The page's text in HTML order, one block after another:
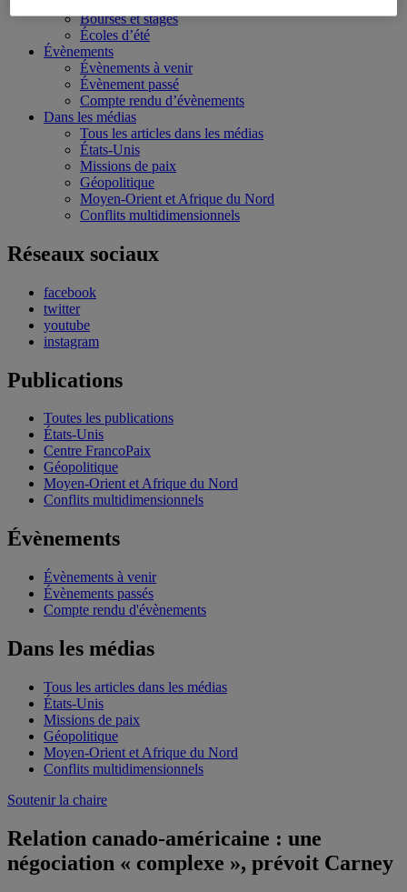
Bourses et stages
Écoles d’été
Évènements
Évènements à venir
Évènement passé
Compte rendu d’évènements
Dans les médias
Tous les articles dans les médias
États-Unis
Missions de paix
Géopolitique
Moyen-Orient et Afrique du Nord
Conflits multidimensionnels
Réseaux sociaux
facebook
twitter
youtube
instagram
Publications
Toutes les publications
États-Unis
Centre FrancoPaix
Géopolitique
Moyen-Orient et Afrique du Nord
Conflits multidimensionnels
Évènements
Évènements à venir
Évènements passés
Compte rendu d'évènements
Dans les médias
Tous les articles dans les médias
États-Unis
Missions de paix
Géopolitique
Moyen-Orient et Afrique du Nord
Conflits multidimensionnels
Soutenir la chaire
Relation canado-américaine : une
négociation « complexe », prévoit Carney